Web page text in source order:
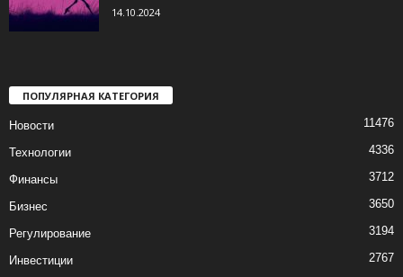
14.10.2024
ПОПУЛЯРНАЯ КАТЕГОРИЯ
Новости 11476
Технологии 4336
Финансы 3712
Бизнес 3650
Регулирование 3194
Инвестиции 2767